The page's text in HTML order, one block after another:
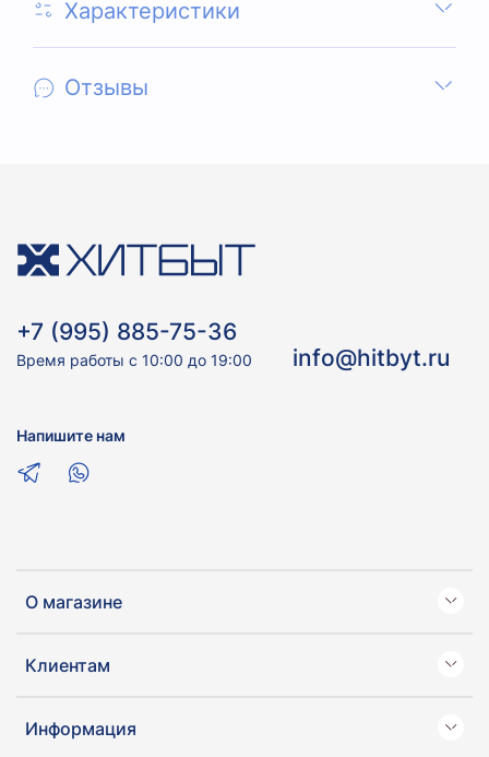
Характеристики
Отзывы
О магазине
Клиентам
Информация
+7 (995) 885-75-36
Время работы с 10:00 до 19:00 info@hitbyt.ru
Напишите нам